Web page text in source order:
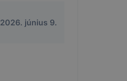
2026. június 9.